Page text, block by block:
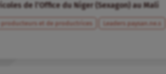
de l’Office du Niger (Sexagon) au Mali
producteurs et de productrices Leaders paysan.ne.s